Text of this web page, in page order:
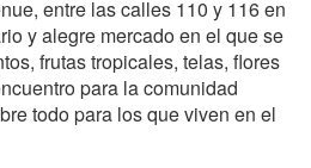
entre las calles 110 y 116 en
y alegre mercado en el que se
frutas tropicales, telas, flores
para la comunidad
todo para los que viven en el